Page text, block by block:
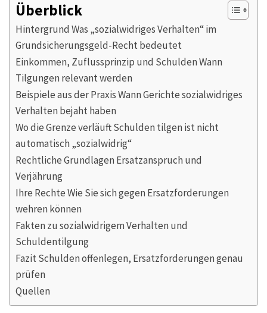
Überblick
Hintergrund Was „sozialwidriges Verhalten“ im
Grundsicherungsgeld-Recht bedeutet
Einkommen, Zuflussprinzip und Schulden Wann
Tilgungen relevant werden
Beispiele aus der Praxis Wann Gerichte sozialwidriges
Verhalten bejaht haben
Wo die Grenze verläuft Schulden tilgen ist nicht
automatisch „sozialwidrig“
Rechtliche Grundlagen Ersatzanspruch und
Verjährung
Ihre Rechte Wie Sie sich gegen Ersatzforderungen
wehren können
Fakten zu sozialwidrigem Verhalten und
Schuldentilgung
Fazit Schulden offenlegen, Ersatzforderungen genau
prüfen
Quellen